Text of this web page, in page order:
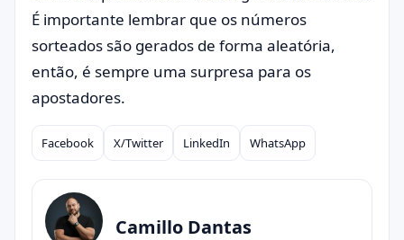
É importante lembrar que os números
sorteados são gerados de forma aleatória,
então, é sempre uma surpresa para os
apostadores.
Compartilhar
Facebook X/Twitter LinkedIn WhatsApp
Camillo Dantas